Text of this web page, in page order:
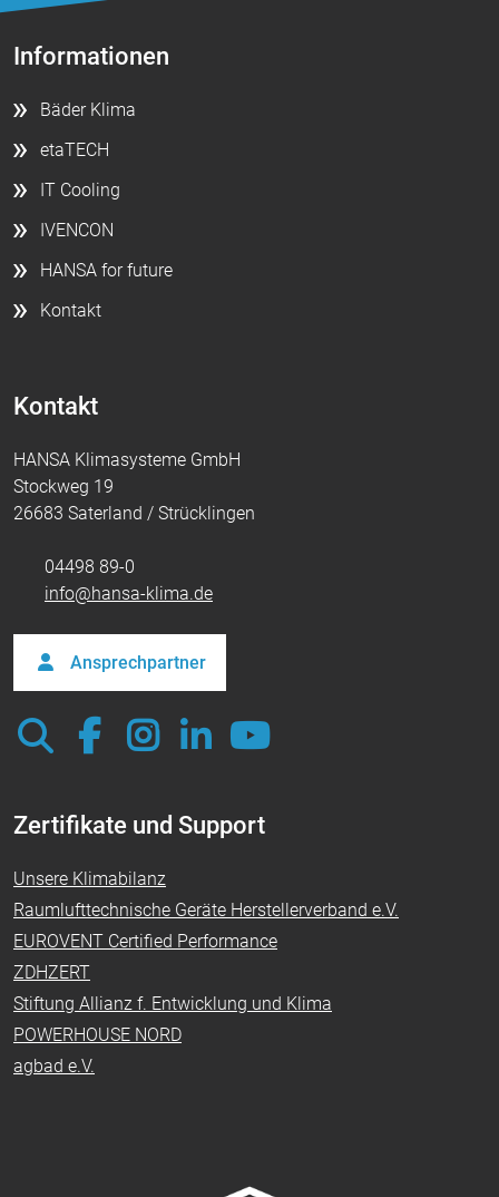
Informationen
Bäder Klima
etaTECH
IT Cooling
IVENCON
HANSA for future
Kontakt
Kontakt
HANSA Klimasysteme GmbH
Stockweg 19
26683 Saterland / Strücklingen
04498 89-0
info@hansa-klima.de
Ansprechpartner
Zertifikate und Support
Unsere Klimabilanz
Raumlufttechnische Geräte Herstellerverband e.V.
EUROVENT Certified Performance
ZDHZERT
Stiftung Allianz f. Entwicklung und Klima
POWERHOUSE NORD
agbad e.V.